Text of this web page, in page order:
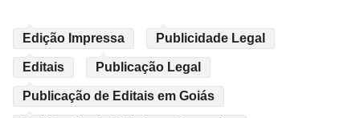
Edição Impressa Publicidade Legal
Editais Publicação Legal
Publicação de Editais em Goiás